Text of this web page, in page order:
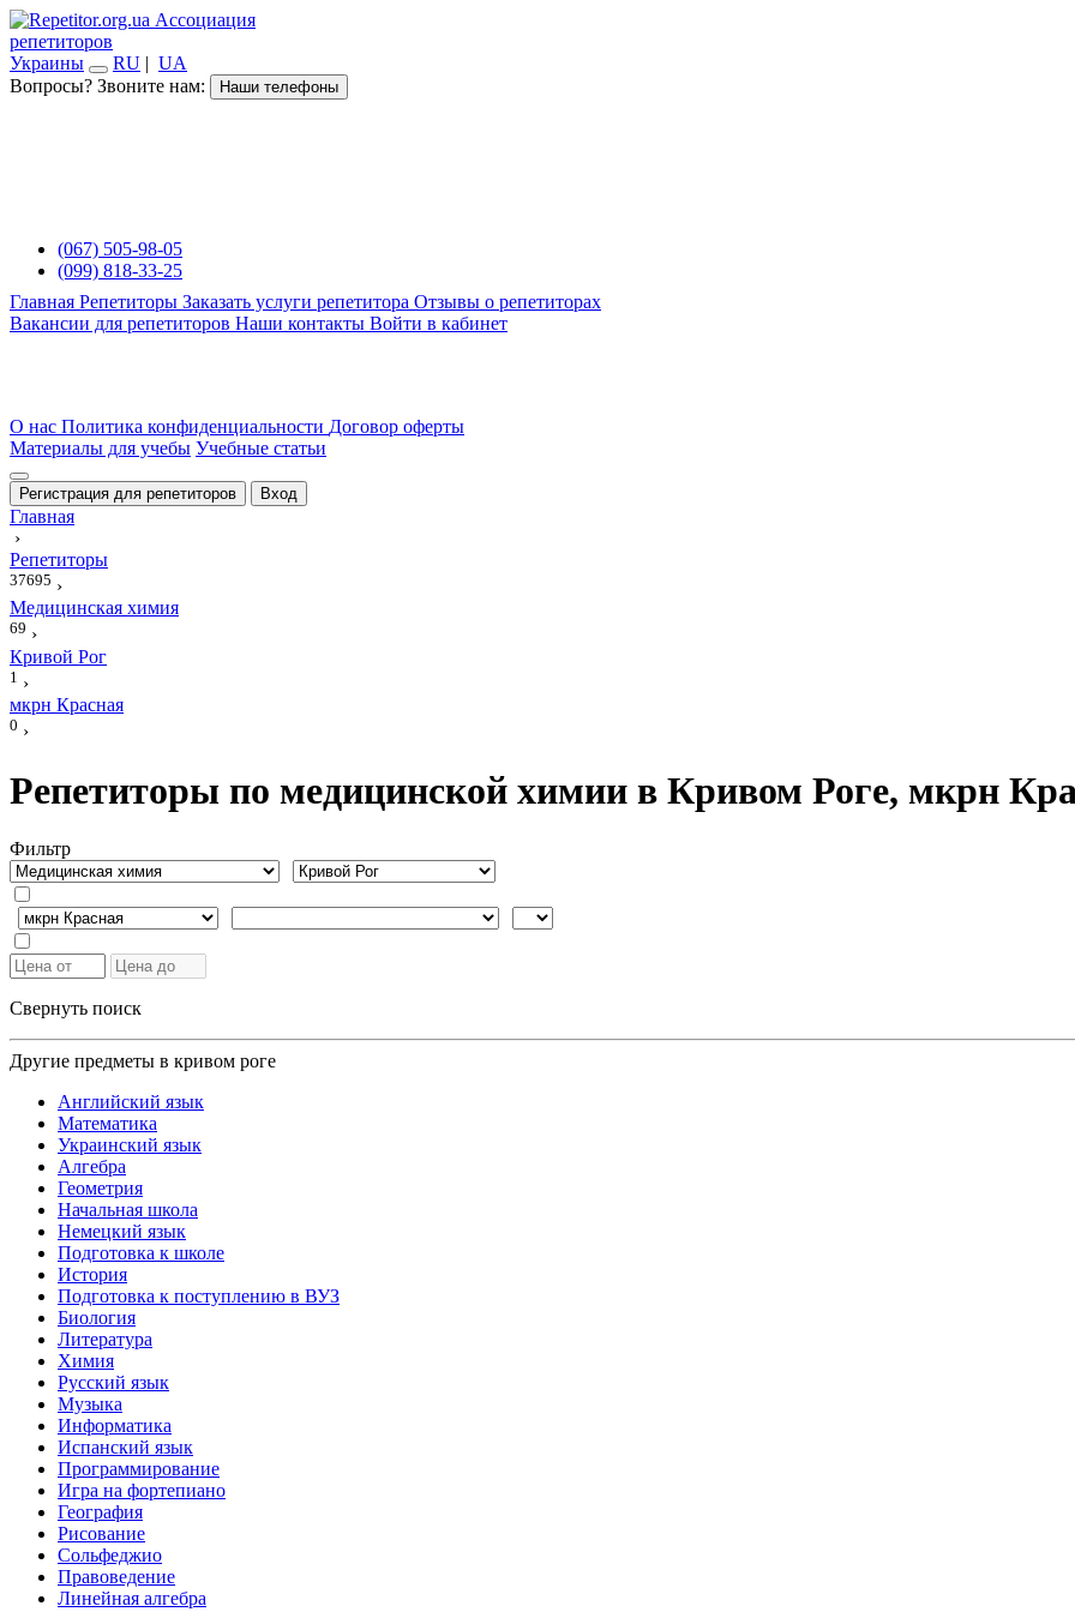
Ассоциация
репетиторов
Украины
RU | UA
Вопросы? Звоните нам:
Наши телефоны
(067) 505-98-05
(099) 818-33-25
Главная Репетиторы Заказать услуги репетитора Отзывы о репетиторах
Вакансии для репетиторов Наши контакты Войти в кабинет
О нас Политика конфиденциальности Договор оферты
Материалы для учебы Учебные статьи
Регистрация для репетиторов Вход
Главная
›
Репетиторы
37695 ›
Медицинская химия
69 ›
Кривой Рог
1 ›
мкрн Красная
0 ›
Репетиторы по медицинской химии в Кривом Роге, мкрн
Фильтр
Свернуть поиск
Другие предметы в кривом роге
Английский язык
Математика
Украинский язык
Алгебра
Геометрия
Начальная школа
Немецкий язык
Подготовка к школе
История
Подготовка к поступлению в ВУЗ
Биология
Литература
Химия
Русский язык
Музыка
Информатика
Испанский язык
Программирование
Игра на фортепиано
География
Рисование
Сольфеджио
Правоведение
Линейная алгебра